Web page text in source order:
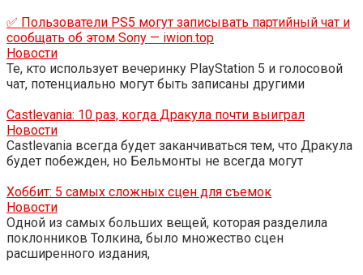
✅ Пользователи PS5 могут записывать партийный чат и
сообщать об этом Sony — iwion.top
Новости
Те, кто использует вечеринку PlayStation 5 и голосовой
чат, потенциально могут быть записаны другими
Castlevania: 10 раз, когда Дракула почти выиграл
Новости
Castlevania всегда будет заканчиваться тем, что Дракула
будет побежден, но Бельмонты не всегда могут
Хоббит: 5 самых сложных сцен для съемок
Новости
Одной из самых больших вещей, которая разделила
поклонников Толкина, было множество сцен
расширенного издания,